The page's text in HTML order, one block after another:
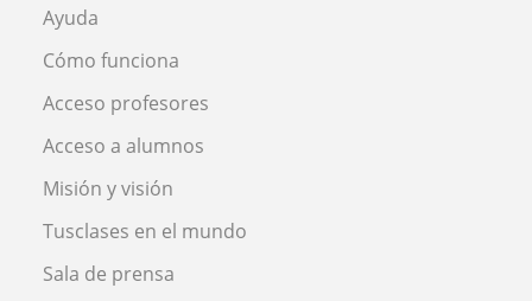
Ayuda
Cómo funciona
Acceso profesores
Acceso a alumnos
Misión y visión
Tusclases en el mundo
Sala de prensa